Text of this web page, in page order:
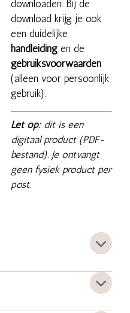
downloaden. Bij de
download krijg je ook
een duidelijke
handleiding en de
gebruiksvoorwaarden
(alleen voor persoonlijk
gebruik).
Let op:dit is een
digitaal product (PDF-
bestand). Je ontvangt
geen fysiek product per
post.